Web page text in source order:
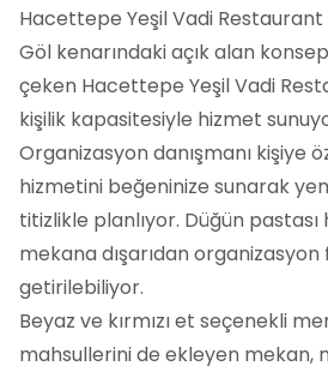
Hacettepe Yeşil Vadi Restaurant
Göl kenarındaki açık alan
çeken Hacettepe Yeşil Vadi
kişilik kapasitesiyle hizmet
Organizasyon danışmanı kişiye
hizmetini beğeninize sunarak
titizlikle planlıyor. Düğün
mekana dışarıdan
getirilebiliyor.
Beyaz ve kırmızı et seçenekli
mahsullerini de ekleyen mekan,